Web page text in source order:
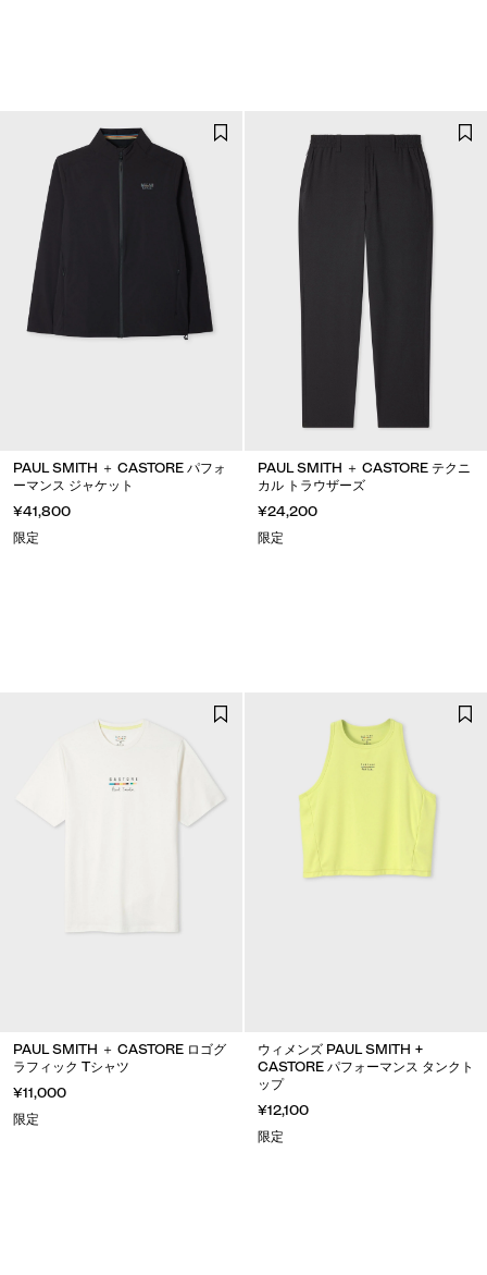
PAUL SMITH ＋ CASTORE パフォ
ーマンス ジャケット
¥41,800
限定
PAUL SMITH ＋ CASTORE テクニ
カル トラウザーズ
¥24,200
限定
PAUL SMITH ＋ CASTORE ロゴグ
ラフィック Tシャツ
¥11,000
限定
ウィメンズ PAUL SMITH +
CASTORE パフォーマンス タンクト
ップ
¥12,100
限定